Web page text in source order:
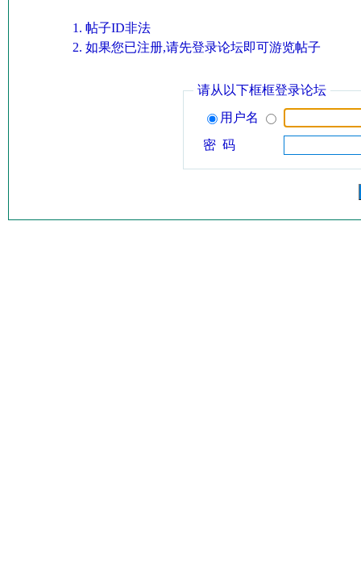
帖子ID非法
如果您已注册,请先登录论坛即可游览帖子
请从以下框框登录论坛
用户名
密 码